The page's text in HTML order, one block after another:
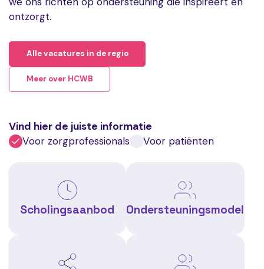
ontzorgt.
Alle vacatures in de regio
Meer over HCWB
Vind hier de juiste informatie
Voor zorgprofessionals
Voor patiënten
Scholingsaanbod Ondersteuningsmodel